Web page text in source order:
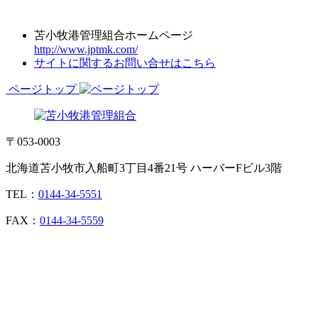
苫小牧港管理組合ホームページ
http://www.jptmk.com/
サイトに関するお問い合せはこちら
ページトップ
〒053-0003
北海道苫小牧市入船町3丁目4番21号 ハーバーFビル3階
TEL： 0144-34-5551
FAX： 0144-34-5559